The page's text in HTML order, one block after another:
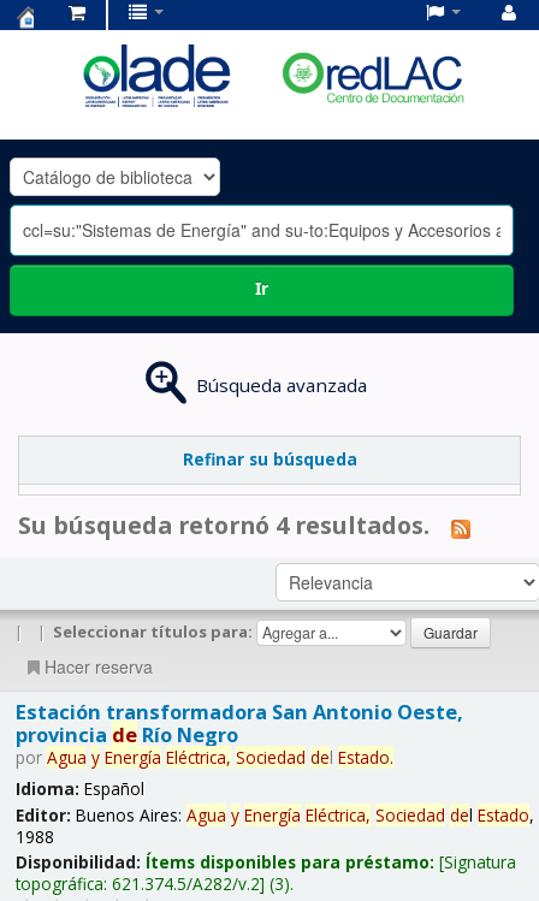
OLADE
-
Ir
Búsqueda avanzada
Refinar su búsqueda
Su búsqueda retornó 4 resultados.
| | Seleccionar títulos para:
Hacer reserva
Estación transformadora San Antonio Oeste,
provincia deRío Negro
por Agua y Energía Eléctrica, Sociedad del Estado.
Idioma: Español
Editor: Buenos Aires: Agua y Energía Eléctrica, Sociedad del Estado,
1988
Disponibilidad: Ítems disponibles para préstamo: Signatura
topográfica: 621.374.5/A282/v.2 (3).